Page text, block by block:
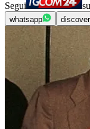
Segui su
whatsapp discover